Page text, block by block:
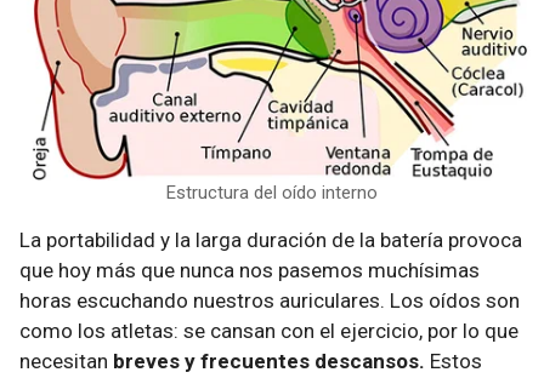
Estructura del oído interno
La portabilidad y la larga duración de la batería provoca
que hoy más que nunca nos pasemos muchísimas
horas escuchando nuestros auriculares. Los oídos son
como los atletas: se cansan con el ejercicio, por lo que
necesitan breves y frecuentes descansos. Estos